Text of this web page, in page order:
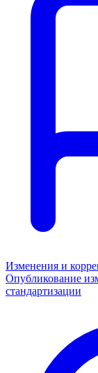
Изменения и
Опубликование
стандартизации